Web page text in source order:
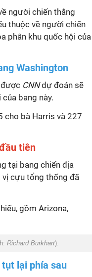
người chiến thắng
thuộc về người chiến
phân khu quốc hội của
Washington
được CNNdự đoán sẽ
bang này.
cho bà Harris và 227
tiên
tại bang chiến địa
vị cựu tổng thống đã
gồm Arizona,
Richard Burkhart).
lại phía sau